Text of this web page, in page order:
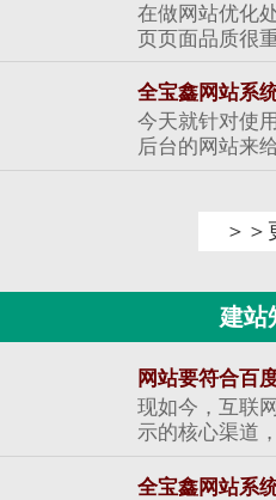
在做网站优化
页页面品质很
全宝鑫网站系
今天就针对使
后台的网站来
＞＞
建站
网站要符合百
现如今，互联
示的核心渠道
全宝鑫网站系